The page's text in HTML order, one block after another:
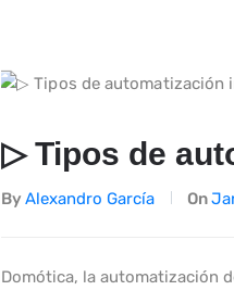
▷ Tipos de
By Alexandro García On
Domótica, la automatización